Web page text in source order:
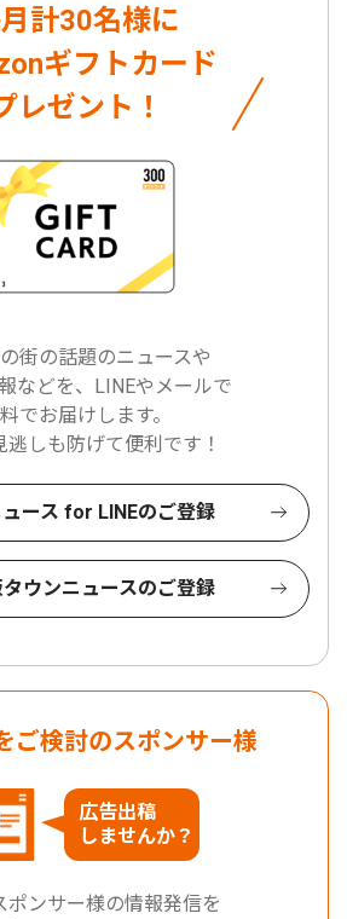
計30名様に
ギフトカード
レゼント！
街の話題のニュースや
などを、LINEやメールで
でお届けします。
逃しも防げて便利です！
ース for LINEのご登録
ウンニュースのご登録
ご検討のスポンサー様
広告出稿
しませんか？
ポンサー様の情報発信を